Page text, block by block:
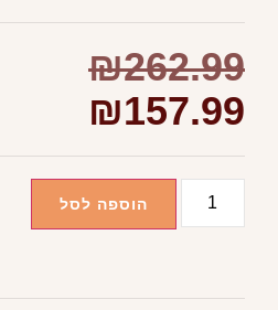
₪262.99
₪157.99
הוספה לסל